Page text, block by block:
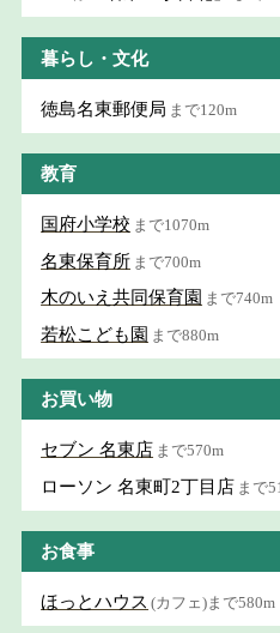
暮らし・文化
徳島名東郵便局 まで120m
教育
国府小学校 まで1070m
名東保育所 まで700m
木のいえ共同保育園 まで740m
若松こども園 まで880m
お買い物
セブン 名東店 まで570m
ローソン 名東町2丁目店 まで
お食事
ほっとハウス (カフェ)まで580m